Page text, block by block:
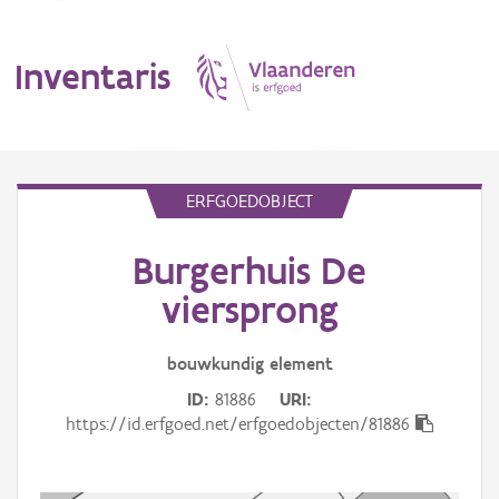
Inventaris
ERFGOEDOBJECT
Burgerhuis De
viersprong
bouwkundig element
ID 81886
URI
https://id.erfgoed.net/erfgoedobjecten/81886